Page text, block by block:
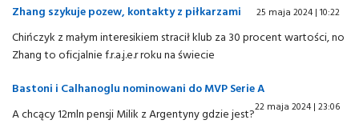
Zhang szykuje pozew, kontakty z piłkarzami
25 maja 2024 | 10:22
Chińczyk z małym interesikiem stracił klub za 30 procent wartości, no
Zhang to oficjalnie f.r.a.j.e.r roku na świecie
Bastoni i Calhanoglu nominowani do MVP Serie A
22 maja 2024 | 23:06
A chcący 12mln pensji Milik z Argentyny gdzie jest?